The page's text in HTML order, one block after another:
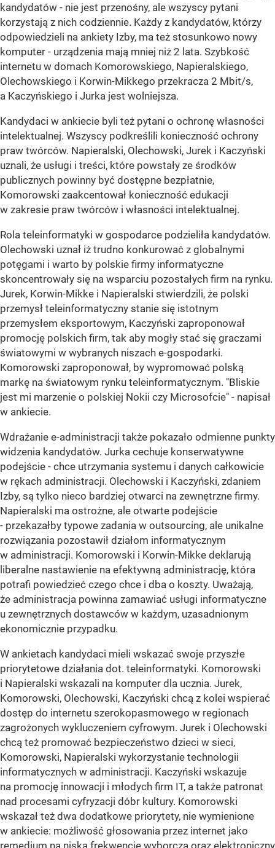
kandydatów - nie jest przenośny, ale wszyscy pytani
korzystają z nich codziennie. Każdy z kandydatów, którzy
odpowiedzieli na ankiety Izby, ma też stosunkowo nowy
komputer - urządzenia mają mniej niż 2 lata. Szybkość
internetu w domach Komorowskiego, Napieralskiego,
Olechowskiego i Korwin-Mikkego przekracza 2 Mbit/s,
a Kaczyńskiego i Jurka jest wolniejsza.
Kandydaci w ankiecie byli też pytani o ochronę własności
intelektualnej. Wszyscy podkreślili konieczność ochrony
praw twórców. Napieralski, Olechowski, Jurek i Kaczyński
uznali, że usługi i treści, które powstały ze środków
publicznych powinny być dostępne bezpłatnie,
Komorowski zaakcentował konieczność edukacji
w zakresie praw twórców i własności intelektualnej.
Rola teleinformatyki w gospodarce podzieliła kandydatów.
Olechowski uznał iż trudno konkurować z globalnymi
potęgami i warto by polskie firmy informatyczne
skoncentrowały się na wsparciu pozostałych firm na rynku.
Jurek, Korwin-Mikke i Napieralski stwierdzili, że polski
przemysł teleinformatyczny stanie się istotnym
przemysłem eksportowym, Kaczyński zaproponował
promocję polskich firm, tak aby mogły stać się graczami
światowymi w wybranych niszach e-gospodarki.
Komorowski zaproponował, by wypromować polską
markę na światowym rynku teleinformatycznym. "Bliskie
jest mi marzenie o polskiej Nokii czy Microsofcie" - napisał
w ankiecie.
Wdrażanie e-administracji także pokazało odmienne punkty
widzenia kandydatów. Jurka cechuje konserwatywne
podejście - chce utrzymania systemu i danych całkowicie
w rękach administracji. Olechowski i Kaczyński, zdaniem
Izby, są tylko nieco bardziej otwarci na zewnętrzne firmy.
Napieralski ma ostrożne, ale otwarte podejście
- przekazałby typowe zadania w outsourcing, ale unikalne
rozwiązania pozostawił działom informatycznym
w administracji. Komorowski i Korwin-Mikke deklarują
liberalne nastawienie na efektywną administrację, która
potrafi powiedzieć czego chce i dba o koszty. Uważają,
że administracja powinna zamawiać usługi informatyczne
u zewnętrznych dostawców w każdym, uzasadnionym
ekonomicznie przypadku.
W ankietach kandydaci mieli wskazać swoje przyszłe
priorytetowe działania dot. teleinformatyki. Komorowski
i Napieralski wskazali na komputer dla ucznia. Jurek,
Komorowski, Olechowski, Kaczyński chcą z kolei wspierać
dostęp do internetu szerokopasmowego w regionach
zagrożonych wykluczeniem cyfrowym. Jurek i Olechowski
chcą też promować bezpieczeństwo dzieci w sieci,
Komorowski, Napieralski wykorzystanie technologii
informatycznych w administracji. Kaczyński wskazuje
na promocję innowacji i młodych firm IT, a także patronat
nad procesami cyfryzacji dóbr kultury. Komorowski
wskazał też dwa dodatkowe priorytety, nie wymienione
w ankiecie: możliwość głosowania przez internet jako